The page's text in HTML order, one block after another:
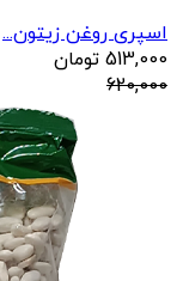
اسپری روغن زیتون...
513,000 تومان
620,000